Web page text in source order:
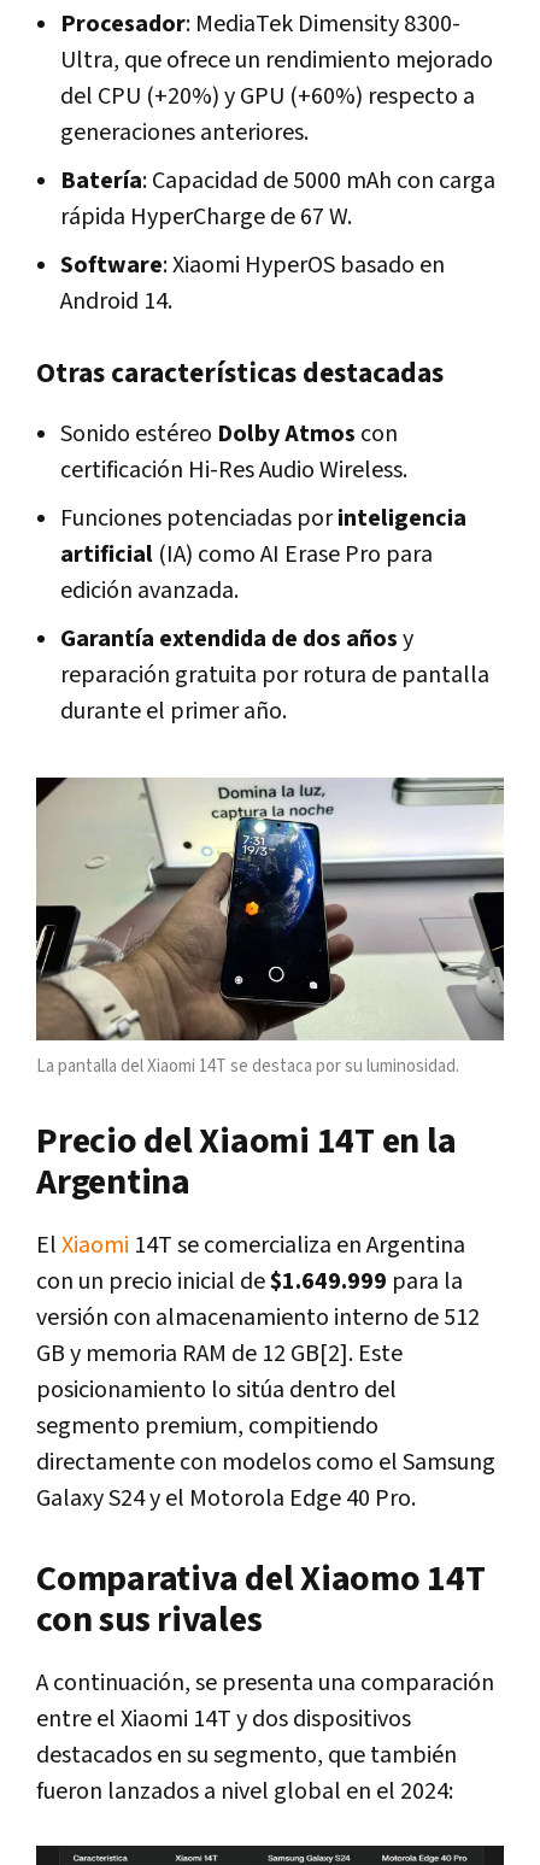
Procesador: MediaTek Dimensity 8300-
Ultra, que ofrece un rendimiento mejorado
del CPU (+20%) y GPU (+60%) respecto a
generaciones anteriores.
Batería: Capacidad de 5000 mAh con carga
rápida HyperCharge de 67 W.
Software: Xiaomi HyperOS basado en
Android 14.
Otras características destacadas
Sonido estéreo Dolby Atmos con
certificación Hi-Res Audio Wireless.
Funciones potenciadas porinteligencia
artificial (IA) como AI Erase Pro para
edición avanzada.
Garantía extendida de dos añosy
reparación gratuita por rotura de pantalla
durante el primer año.
La pantalla del Xiaomi 14T se destaca por su luminosidad.
Precio del Xiaomi 14T en la
Argentina
ElXiaomi 14T se comercializa en Argentina
con un precio inicial de$1.649.999 para la
versión con almacenamiento interno de 512
GB y memoria RAM de 12 GB[2]. Este
posicionamiento lo sitúa dentro del
segmento premium, compitiendo
directamente con modelos como el Samsung
Galaxy S24 y el Motorola Edge 40 Pro.
Comparativa del Xiaomo 14T
con sus rivales
A continuación, se presenta una comparación
entre el Xiaomi 14T y dos dispositivos
destacados en su segmento, que también
fueron lanzados a nivel global en el 2024: